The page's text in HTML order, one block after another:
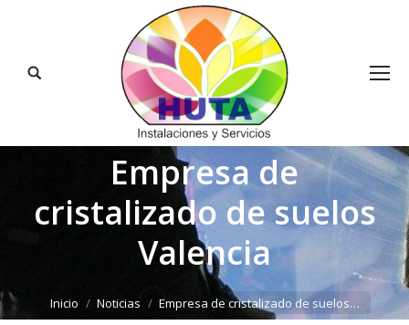
Buscar:
Empresa de
cristalizado de suelos
Valencia
Inicio Noticias Empresa de cristalizado de suelos…